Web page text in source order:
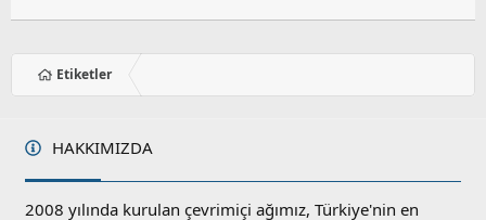
Etiketler
HAKKIMIZDA
2008 yılında kurulan çevrimiçi ağımız, Türkiye'nin en